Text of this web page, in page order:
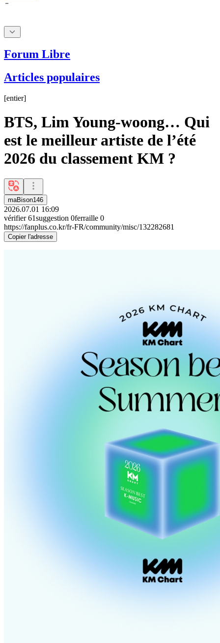
Forum Libre
Articles populaires
[entier]
BTS, Lim Young-woong… Qui
est le meilleur artiste de l’été
2026 du classement KM ?
maBison146
2026.07.01 16:09
vérifier 61suggestion 0ferraille 0
https://fanplus.co.kr/fr-FR/community/misc/132282681
Copier l'adresse